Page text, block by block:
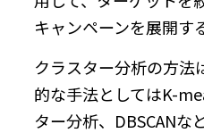
キャンペーンを展開す
クラスター分析の方法
的な手法としてはK-
ター分析、DBSCANな